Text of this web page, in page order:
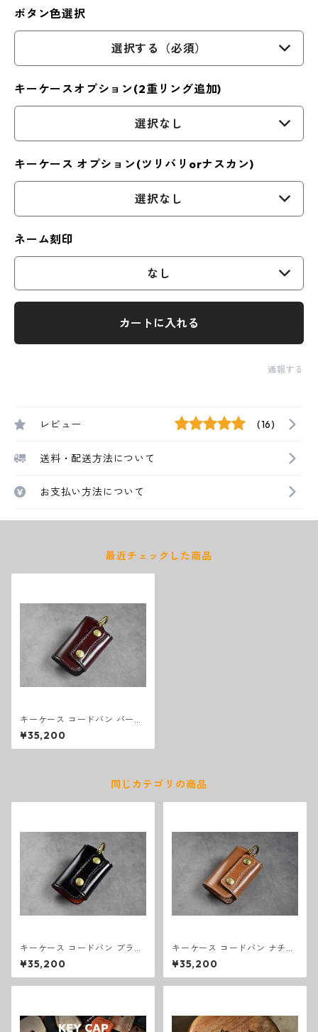
ボタン色選択
選択する（必須）
キーケースオプション(2重リング追加)
選択なし
キーケース オプション(ツリバリorナスカン)
選択なし
ネーム刻印
なし
カートに入れる
通報する
レビュー (16)
送料・配送方法について
お支払い方法について
最近チェックした商品
キーケース コードバン バーガ
ンディ
¥35,200
同じカテゴリの商品
キーケース コードバン ブラッ
ク
¥35,200
キーケース コードバン ナチュ
ラル
¥35,200